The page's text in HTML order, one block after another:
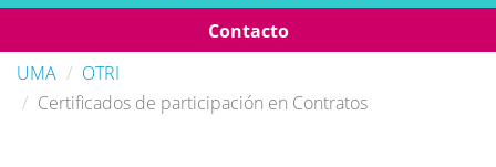
Contacto
UMA
OTRI
Certificados de participación en Contratos